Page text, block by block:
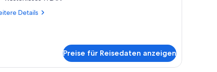
Details
Preise für Reisedaten anzeigen